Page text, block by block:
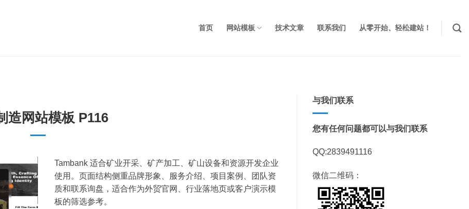
首页 网站模板 技术文章 联系我们 从零开始、轻松建站！
造网站模板 P116
Tambank 适合矿业开采、矿产加工、矿山设备和资源开发企业
使用。页面结构侧重品牌形象、服务介绍、项目案例、团队资
质和联系询盘，适合作为外贸官网、行业落地页或客户演示模
板的筛选参考。
与我们联系
您有任何问题都可以与我们联系
QQ:2839491116
微信二维码：